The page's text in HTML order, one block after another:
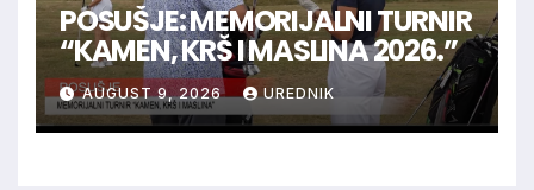
POSUŠJE: MEMORIJALNI TURNIR
“KAMEN, KRŠ I MASLINA 2026.”
AUGUST 9, 2026 UREDNIK